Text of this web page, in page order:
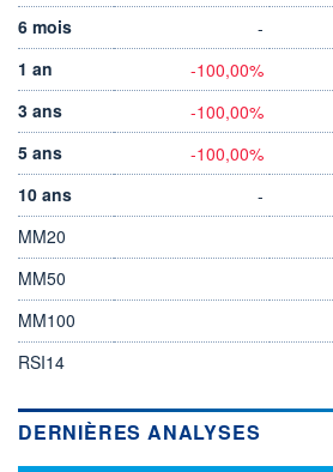
6 mois
-
1 an
-100,00%
3 ans
-100,00%
5 ans
-100,00%
10 ans
-
MM20
MM50
MM100
RSI14
DERNIÈRES ANALYSES